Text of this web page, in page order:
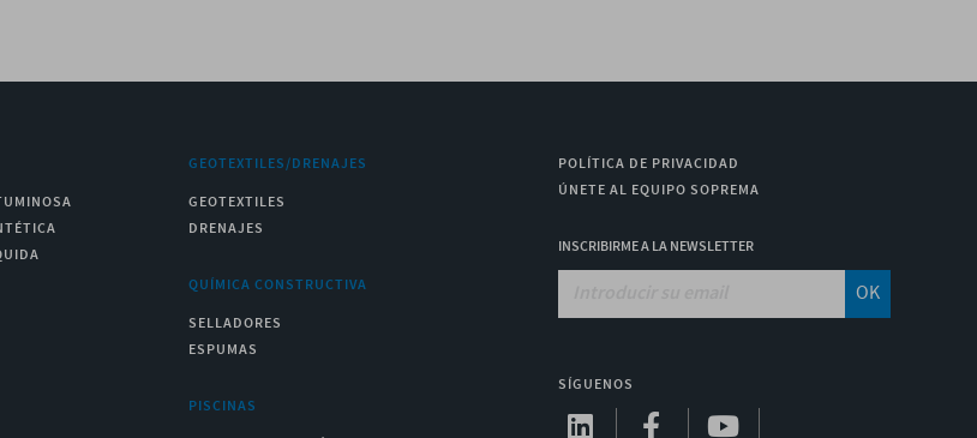
GEOTEXTILES/DRENAJES
GEOTEXTILES
DRENAJES
QUÍMICA CONSTRUCTIVA
SELLADORES
ESPUMAS
PISCINAS
POLÍTICA DE PRIVACIDAD
ÚNETE AL EQUIPO SOPREMA
INSCRIBIRME A LA NEWSLETTER
OK
SÍGUENOS